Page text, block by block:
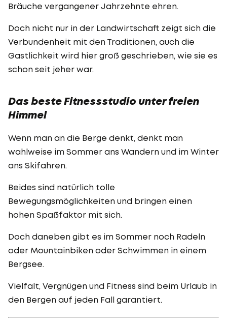
Bräuche vergangener Jahrzehnte ehren.
Doch nicht nur in der Landwirtschaft zeigt sich die
Verbundenheit mit den Traditionen, auch die
Gastlichkeit wird hier groß geschrieben, wie sie es
schon seit jeher war.
Das beste Fitnessstudio unter freien
Himmel
Wenn man an die Berge denkt, denkt man
wahlweise im Sommer ans Wandern und im Winter
ans Skifahren.
Beides sind natürlich tolle
Bewegungsmöglichkeiten und bringen einen
hohen Spaßfaktor mit sich.
Doch daneben gibt es im Sommer noch Radeln
oder Mountainbiken oder Schwimmen in einem
Bergsee.
Vielfalt, Vergnügen und Fitness sind beim Urlaub in
den Bergen auf jeden Fall garantiert.